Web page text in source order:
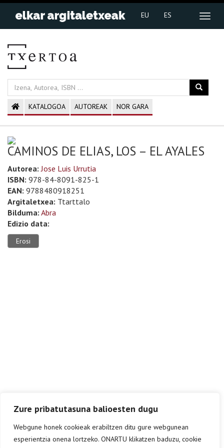
Zure pribatutasuna balioesten dugu
Webgune honek cookieak erabiltzen ditu gure webgunean
esperientzia onena lortzeko. ONARTU klikatzen baduzu, cookie
EU ES
KATALOGOA AUTOREAK NOR GARA
CAMINOS DE ELIAS, LOS – EL AYALES
Autorea:Jose Luis Urrutia
ISBN: 978-84-8091-825-1
EAN: 9788480918251
Argitaletxea: Ttarttalo
Bilduma: Abra
Edizio data:
Erosi